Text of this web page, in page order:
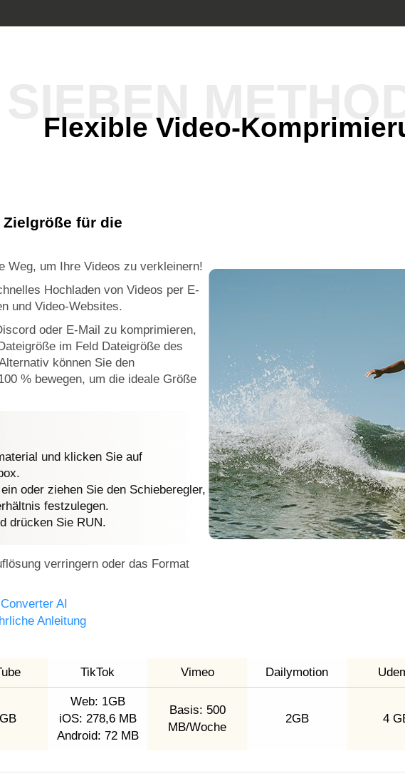
SIEBEN
Flexible Video-
für die
Weg, um Ihre Videos zu verkleinern!
Hochladen von Videos per E-
und Video-Websites.
oder E-Mail zu komprimieren,
im Feld Dateigröße des
können Sie den
% bewegen, um die ideale Größe
und klicken Sie auf
oder ziehen Sie den Schieberegler,
festzulegen.
drücken Sie RUN.
verringern oder das Format
AI
Anleitung
TikTok Vimeo Dailymotion
Web: 1GB
iOS: 278,6 MB
Android: 72 MB
Basis: 500
MB/Woche
2GB 4